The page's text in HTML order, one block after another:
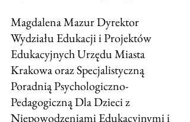
Magdalena Mazur Dyrektor
Wydziału Edukacji i Projektów
Edukacyjnych Urzędu Miasta
Krakowa oraz Specjalistyczną
Poradnią Psychologiczno-
Pedagogiczną Dla Dzieci z
Niepowodzeniami Edukacyjnymi i